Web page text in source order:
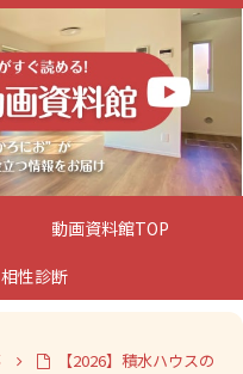
動画資料館TOP
性診断
【2026】積水ハウスの